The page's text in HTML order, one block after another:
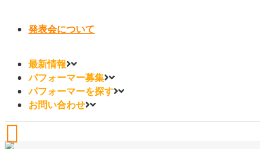
発表会について
最新情報
パフォーマー募集
パフォーマーを探す
お問い合わせ